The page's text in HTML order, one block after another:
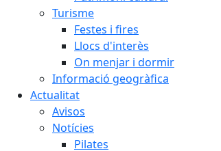
Turisme
Festes i fires
Llocs d'interès
On menjar i dormir
Informació geogràfica
Actualitat
Avisos
Notícies
Pilates